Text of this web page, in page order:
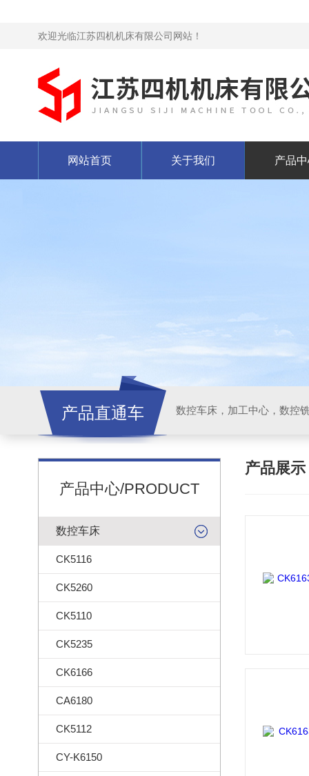
欢迎光临江苏四机机床有限公司网站！
网站首页 关于我们 产品
产品直通车
产品中心/PRODUCT
数控车床
CK5116
CK5260
CK5110
CK5235
CK6166
CA6180
CK5112
CY-K6150
产品展示